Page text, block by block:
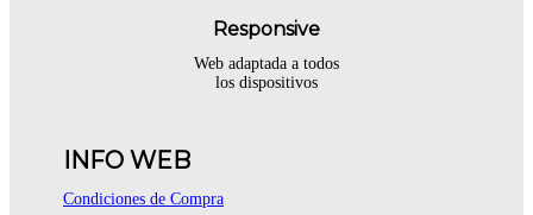
Responsive
Web adaptada a todos
los dispositivos
INFO WEB
Condiciones de Compra